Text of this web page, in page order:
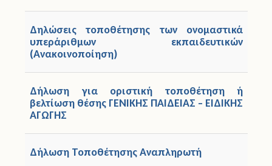
Δηλώσεις τοποθέτησης των ονομαστικά
υπεράριθμων εκπαιδευτικών
(Ανακοινοποίηση)
Δήλωση για οριστική τοποθέτηση ή
βελτίωση θέσης ΓΕΝΙΚΗΣ ΠΑΙΔΕΙΑΣ – ΕΙΔΙΚΗΣ
ΑΓΩΓΗΣ
Δήλωση Τοποθέτησης Αναπληρωτή